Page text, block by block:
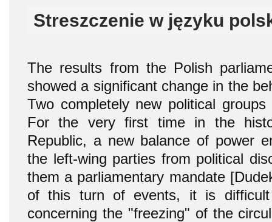
Streszczenie w języku
The results from the Polish
showed a significant change in the
Two completely new political
For the very first time in the
Republic, a new balance of power
the left-wing parties from political
them a parliamentary mandate
of this turn of events, it is
concerning the "freezing" of the